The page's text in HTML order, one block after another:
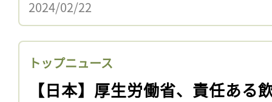
2024/02/22
トップニュース
【日本】厚生労働省、責任ある